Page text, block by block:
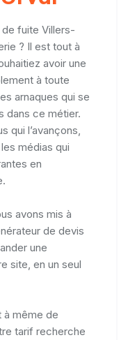
fuite Villers-
? Il est tout à
avoir une
à toute
arnaques qui se
dans ce métier.
qui l’avançons,
médias qui
en
avons mis à
de devis
une
site, en un seul
à même de
tarif recherche